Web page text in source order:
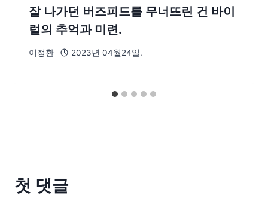
잘 나가던 버즈피드를 무너뜨린 건 바이
럴의 추억과 미련.
이정환 2023년 04월24일.
첫 댓글